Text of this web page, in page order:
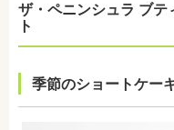
ザ・ペニンシュラ ブ
ト
季節のショートケー